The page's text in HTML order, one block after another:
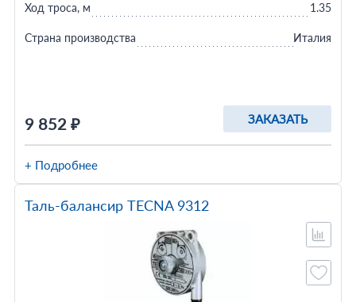
9 852 ₽ ЗАКАЗАТЬ
Ход троса, м 1.35
Страна производства Италия
+ Подробнее
Таль-балансир TECNA 9312